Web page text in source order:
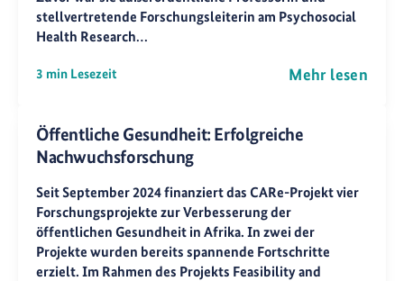
stellvertretende Forschungsleiterin am Psychosocial
Health Research…
3 min Lesezeit Mehr lesen
Öffentliche Gesundheit: Erfolgreiche
Nachwuchsforschung
Seit September 2024 finanziert das CARe-Projekt vier
Forschungsprojekte zur Verbesserung der
öffentlichen Gesundheit in Afrika. In zwei der
Projekte wurden bereits spannende Fortschritte
erzielt. Im Rahmen des Projekts Feasibility and